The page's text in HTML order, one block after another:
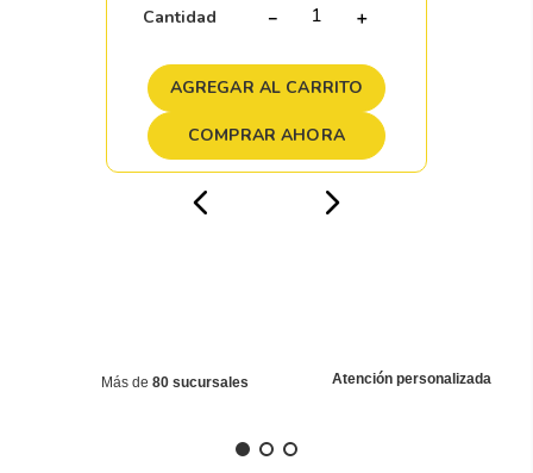
Cantidad ＋
－
AGREGAR AL CARRITO
COMPRAR AHORA
Más de 80 sucursales Atención personalizada